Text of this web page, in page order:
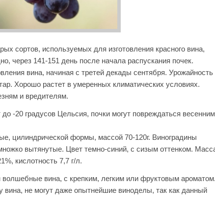
сортов, используемых для изготовления красного вина,
через 141-151 день после начала распускания почек.
вина, начиная с третей декады сентября. Урожайность
Хорошо растет в умеренных климатических условиях.
и вредителям.
до -20 градусов Цельсия, почки могут повреждаться
цилиндрической формы, массой 70-120г. Виноградины
вытянутые. Цвет темно-синий, с сизым оттенком.
кислотность 7,7 г/л.
вина, с крепким, легким или фруктовым ароматом.
вина, не могут даже опытнейшие виноделы, так как данный